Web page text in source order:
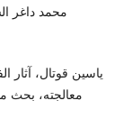
محمد داغر
ياسين قوتال،
معالجته، بحث